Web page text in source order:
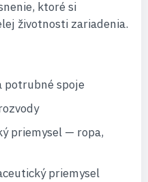
ktoré si
životnosti zariadenia.
potrubné spoje
priemysel — ropa,
priemysel